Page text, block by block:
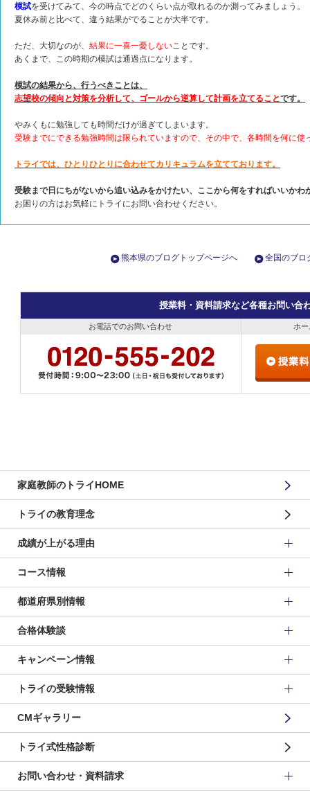
模試を受けてみて、今の時点でどのくらい点が取れるのか測ってみましょう。
夏休み前と比べて、違う結果がでることが大半です。
ただ、大切なのが、 結果に一喜一憂しないことです。
あくまで、この時期の模試は通過点になります。
模試の結果から、行うべきことは、
志望校の傾向と対策を分析して、ゴールから逆算して計画を立てることです。
やみくもに勉強しても時間だけが過ぎてしまいます。
受験までにできる勉強時間は限られていますので、その中で、各時間を何に使
トライでは、ひとりひとりに合わせてカリキュラムを立てております。
受験まで日にちがないから追い込みをかけたい、ここから何をすればいいかわ
お困りの方はお気軽にトライにお問い合わせください。
熊本県のブログトップページへ 全国のブロ
授業料・資料請求など各種お問い合
お電話でのお問い合わせ ホ
家庭教師のトライHOME
トライの教育理念
成績が上がる理由
コース情報
都道府県別情報
合格体験談
キャンペーン情報
トライの受験情報
CMギャラリー
トライ式性格診断
お問い合わせ・資料請求